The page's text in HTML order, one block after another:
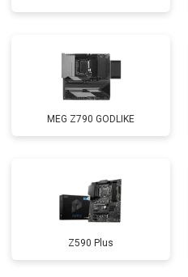
MEG Z790 GODLIKE
Z590 Plus